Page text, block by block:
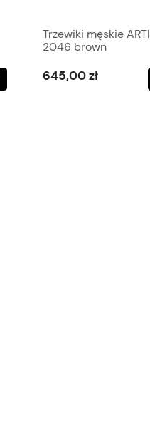
Trzewiki męskie
2046 brown
645,00 zł